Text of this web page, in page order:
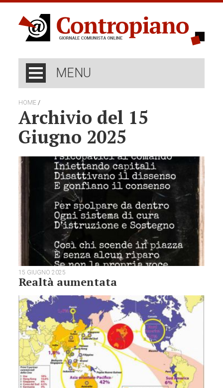
MENU
HOME /
Archivio del 15
Giugno 2025
15 GIUGNO 2025
Realtà aumentata